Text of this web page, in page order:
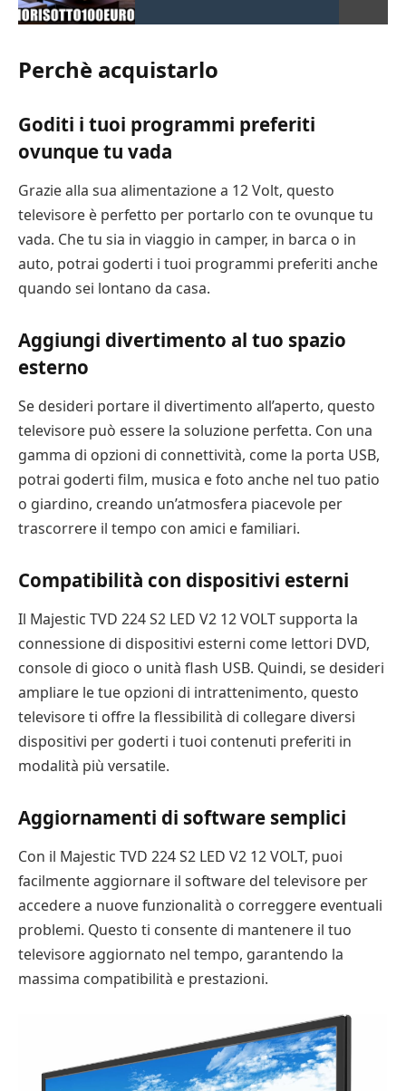
Perchè acquistarlo
Goditi i tuoi programmi preferiti
ovunque tu vada
Grazie alla sua alimentazione a 12 Volt, questo
televisore è perfetto per portarlo con te ovunque tu
vada. Che tu sia in viaggio in camper, in barca o in
auto, potrai goderti i tuoi programmi preferiti anche
quando sei lontano da casa.
Aggiungi divertimento al tuo spazio
esterno
Se desideri portare il divertimento all’aperto, questo
televisore può essere la soluzione perfetta. Con una
gamma di opzioni di connettività, come la porta USB,
potrai goderti film, musica e foto anche nel tuo patio
o giardino, creando un’atmosfera piacevole per
trascorrere il tempo con amici e familiari.
Compatibilità con dispositivi esterni
Il Majestic TVD 224 S2 LED V2 12 VOLT supporta la
connessione di dispositivi esterni come lettori DVD,
console di gioco o unità flash USB. Quindi, se desideri
ampliare le tue opzioni di intrattenimento, questo
televisore ti offre la flessibilità di collegare diversi
dispositivi per goderti i tuoi contenuti preferiti in
modalità più versatile.
Aggiornamenti di software semplici
Con il Majestic TVD 224 S2 LED V2 12 VOLT, puoi
facilmente aggiornare il software del televisore per
accedere a nuove funzionalità o correggere eventuali
problemi. Questo ti consente di mantenere il tuo
televisore aggiornato nel tempo, garantendo la
massima compatibilità e prestazioni.